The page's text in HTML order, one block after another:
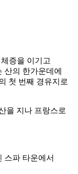
증을 이기고
산의 한가운데에
첫 번째 경유지로
을 지나 프랑스로
스파 타운에서